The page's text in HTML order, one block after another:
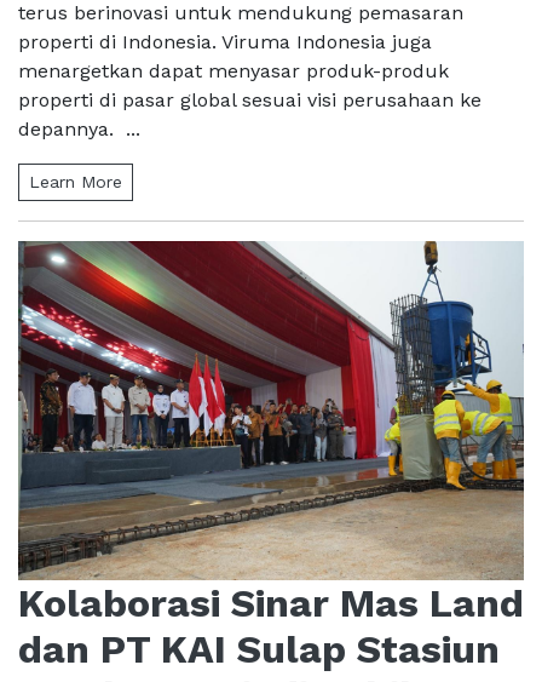
terus berinovasi untuk mendukung pemasaran
properti di Indonesia. Viruma Indonesia juga
menargetkan dapat menyasar produk-produk
properti di pasar global sesuai visi perusahaan ke
depannya. ...
Learn More
Kolaborasi Sinar Mas Land
dan PT KAI Sulap Stasiun